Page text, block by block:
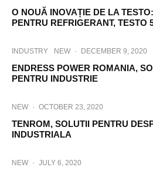
O NOUĂ INOVAȚIE DE LA
PENTRU REFRIGERANT, TESTO
INDUSTRY NEW · DECEMBER 9, 2020
ENDRESS POWER ROMANIA,
PENTRU INDUSTRIE
NEW · OCTOBER 23, 2020
TENROM, SOLUTII PENTRU
INDUSTRIALA
NEW · JULY 6, 2020